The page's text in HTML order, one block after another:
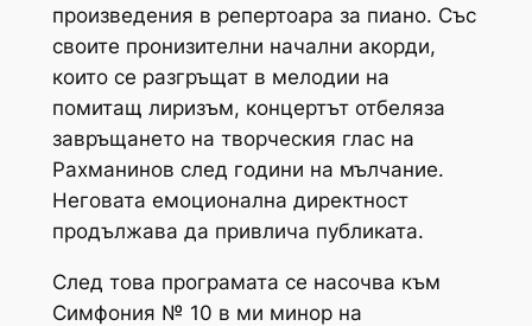
произведения в репертоара за пиано. Със
своите пронизителни начални акорди,
които се разгръщат в мелодии на
помитащ ​​лиризъм, концертът отбеляза
завръщането на творческия глас на
Рахманинов след години на мълчание.
Неговата емоционална директност
продължава да привлича публиката.
След това програмата се насочва към
Симфония № 10 в ми минор на